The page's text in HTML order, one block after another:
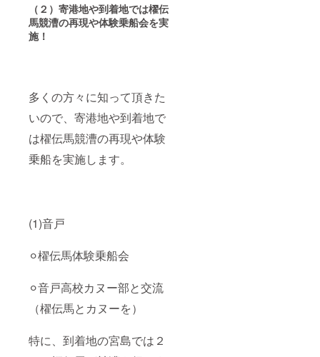
（２）寄港地や到着地では櫂伝
馬競漕の再現や体験乗船会を実
施！
多くの方々に知って頂きた
いので、寄港地や到着地で
は櫂伝馬競漕の再現や体験
乗船を実施します。
(1)音戸
⚪︎櫂伝馬体験乗船会
⚪︎音戸高校カヌー部と交流
（櫂伝馬とカヌーを）
特に、到着地の宮島では２